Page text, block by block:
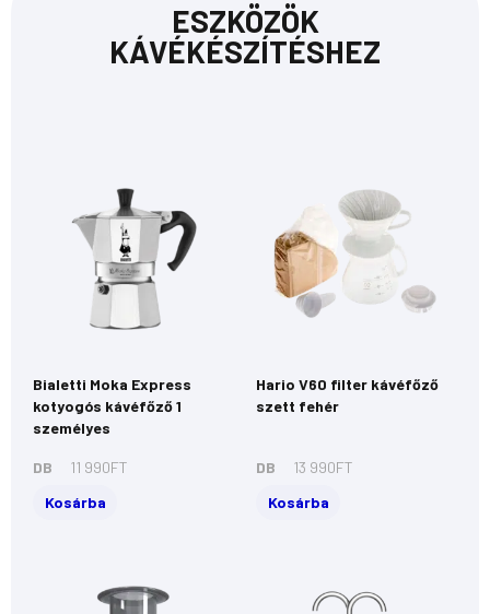
ESZKÖZÖK
KÁVÉKÉSZÍTÉSHEZ
Bialetti Moka Express
kotyogós kávéfőző 1
személyes
DB 11 990FT
Kosárba
Hario V60 filter kávéfőző
szett fehér
DB 13 990FT
Kosárba